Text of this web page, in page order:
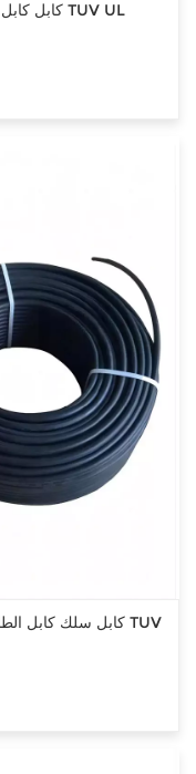
كابل شمسي 6mm2 PV كابل كابل الطاقة سلك مع TUV UL